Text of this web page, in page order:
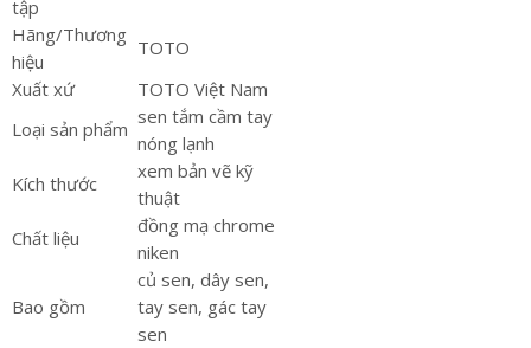
tập
Hãng/Thương
hiệu
TOTO
Xuất xứ
TOTO Việt Nam
Loại sản phẩm
sen tắm cầm tay
nóng lạnh
Kích thước
xem bản vẽ kỹ
thuật
Chất liệu
đồng mạ chrome
niken
Bao gồm
củ sen, dây sen,
tay sen, gác tay
sen